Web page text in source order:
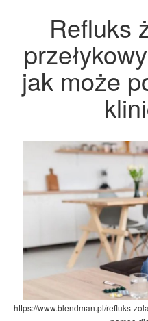
Refluks
jak może
https://www.blendman.pl/refluks-